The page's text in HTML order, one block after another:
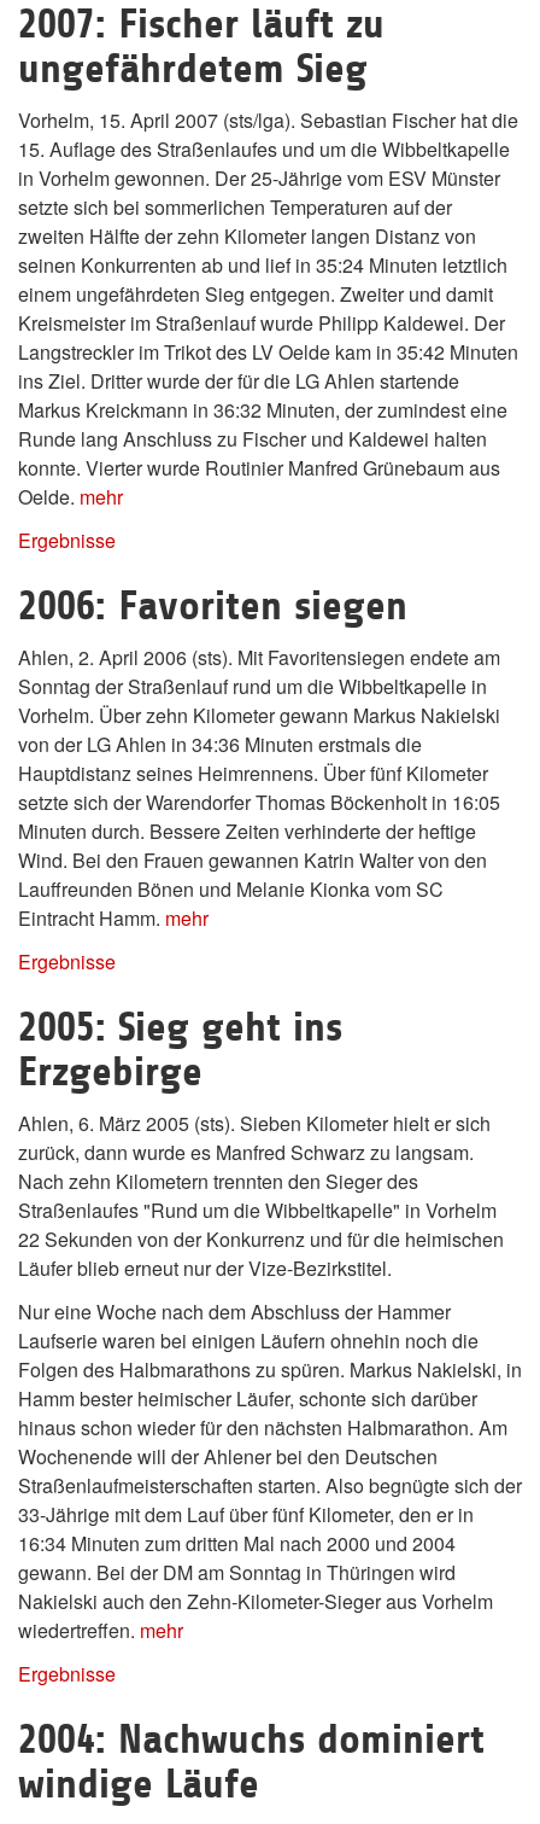
2007: Fischer läuft zu
ungefährdetem Sieg
Vorhelm, 15. April 2007 (sts/lga). Sebastian Fischer hat die
15. Auflage des Straßenlaufes und um die Wibbeltkapelle
in Vorhelm gewonnen. Der 25-Jährige vom ESV Münster
setzte sich bei sommerlichen Temperaturen auf der
zweiten Hälfte der zehn Kilometer langen Distanz von
seinen Konkurrenten ab und lief in 35:24 Minuten letztlich
einem ungefährdeten Sieg entgegen. Zweiter und damit
Kreismeister im Straßenlauf wurde Philipp Kaldewei. Der
Langstreckler im Trikot des LV Oelde kam in 35:42 Minuten
ins Ziel. Dritter wurde der für die LG Ahlen startende
Markus Kreickmann in 36:32 Minuten, der zumindest eine
Runde lang Anschluss zu Fischer und Kaldewei halten
konnte. Vierter wurde Routinier Manfred Grünebaum aus
Oelde. mehr
Ergebnisse
2006: Favoriten siegen
Ahlen, 2. April 2006 (sts). Mit Favoritensiegen endete am
Sonntag der Straßenlauf rund um die Wibbeltkapelle in
Vorhelm. Über zehn Kilometer gewann Markus Nakielski
von der LG Ahlen in 34:36 Minuten erstmals die
Hauptdistanz seines Heimrennens. Über fünf Kilometer
setzte sich der Warendorfer Thomas Böckenholt in 16:05
Minuten durch. Bessere Zeiten verhinderte der heftige
Wind. Bei den Frauen gewannen Katrin Walter von den
Lauffreunden Bönen und Melanie Kionka vom SC
Eintracht Hamm. mehr
Ergebnisse
2005: Sieg geht ins
Erzgebirge
Ahlen, 6. März 2005 (sts). Sieben Kilometer hielt er sich
zurück, dann wurde es Manfred Schwarz zu langsam.
Nach zehn Kilometern trennten den Sieger des
Straßenlaufes "Rund um die Wibbeltkapelle" in Vorhelm
22 Sekunden von der Konkurrenz und für die heimischen
Läufer blieb erneut nur der Vize-Bezirkstitel.
Nur eine Woche nach dem Abschluss der Hammer
Laufserie waren bei einigen Läufern ohnehin noch die
Folgen des Halbmarathons zu spüren. Markus Nakielski, in
Hamm bester heimischer Läufer, schonte sich darüber
hinaus schon wieder für den nächsten Halbmarathon. Am
Wochenende will der Ahlener bei den Deutschen
Straßenlaufmeisterschaften starten. Also begnügte sich der
33-Jährige mit dem Lauf über fünf Kilometer, den er in
16:34 Minuten zum dritten Mal nach 2000 und 2004
gewann. Bei der DM am Sonntag in Thüringen wird
Nakielski auch den Zehn-Kilometer-Sieger aus Vorhelm
wiedertreffen. mehr
Ergebnisse
2004: Nachwuchs dominiert
windige Läufe